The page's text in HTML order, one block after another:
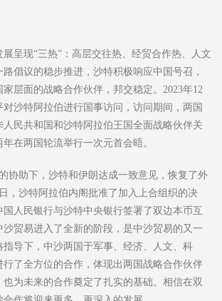
呈现“三热”：高层交往热、经贸合作热、人文
倡议的稳步推进，沙特积极响应中国号召，
层面的战略合作伙伴，邦交稳定。2023年12
对沙特阿拉伯进行国事访问，访问期间，两国
人民共和国和沙特阿拉伯王国全面战略伙伴关
在两国轮流举行一次元首会晤。
协助下，沙特和伊朗达成一致意见，恢复了外
，沙特阿拉伯内阁批准了加入上合组织的决
国人民银行与沙特中央银行签署了双边本币互
贸易进入了全新的阶段，是中沙贸易的又一
指导下，中沙两国于军事、经济、人文、科
了全方位的合作，体现出两国战略合作伙伴
为未来的合作奠定了扎实的基础。相信在双